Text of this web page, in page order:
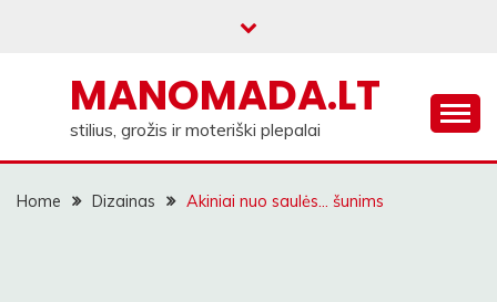
MANOMADA.LT
stilius, grožis ir moteriški plepalai
Home Dizainas Akiniai nuo saulės… šunims